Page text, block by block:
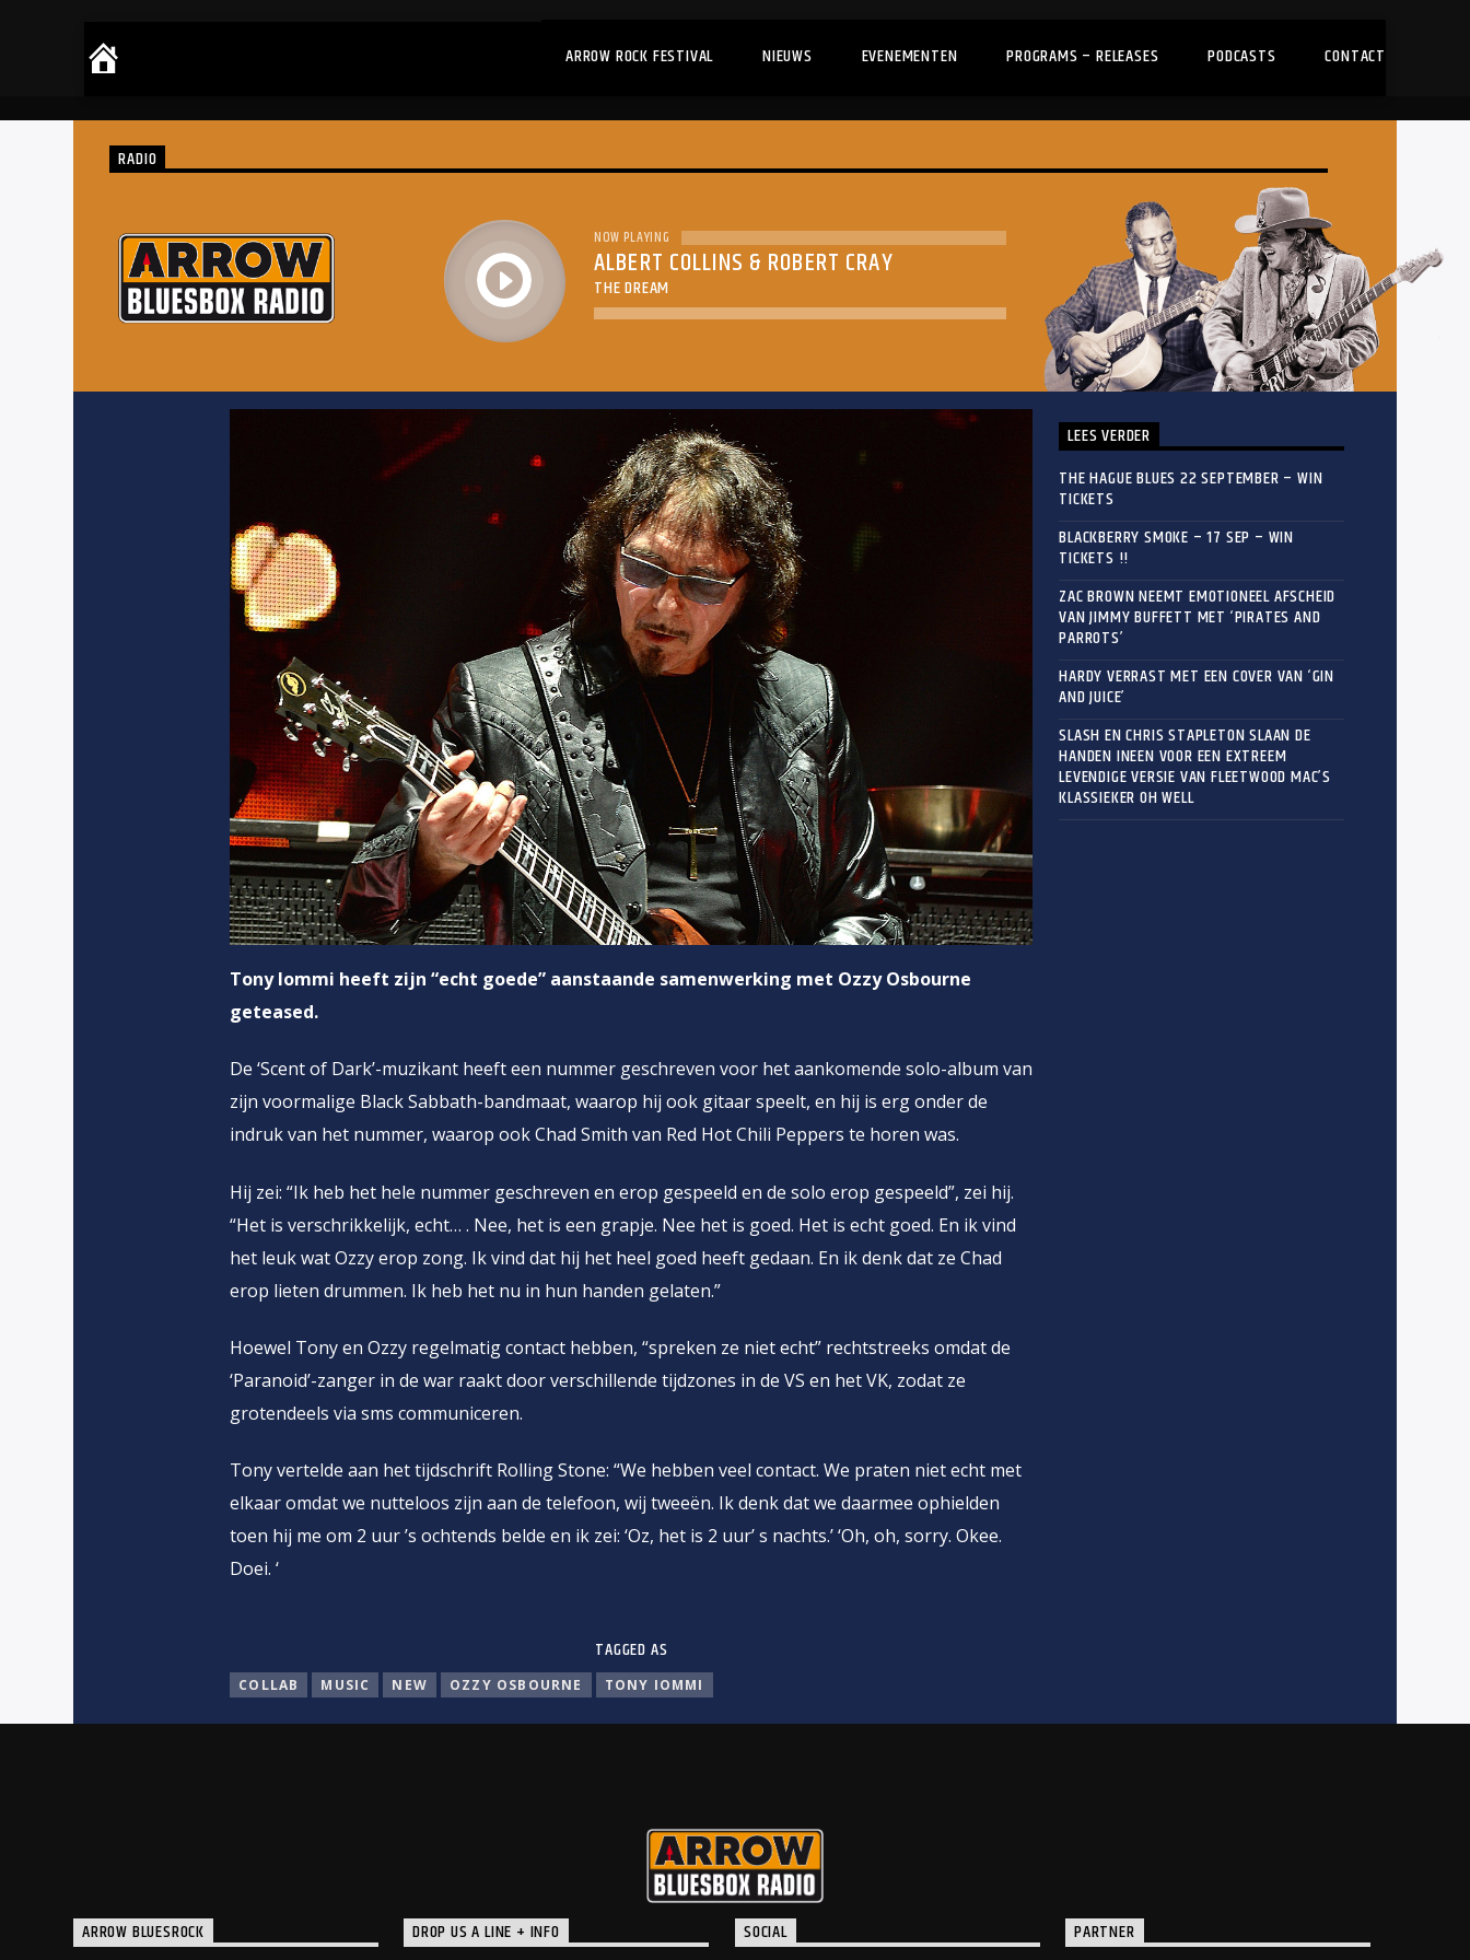
ARROW ROCK FESTIVAL NIEUWS EVENEMENTEN PROGRAMS – RELEASES PODCASTS CONTACT
RADIO
play
NOW PLAYING
ALBERT COLLINS & ROBERT CRAY
THE DREAM
Tony Iommi heeft zijn “echt goede” aanstaande samenwerking met Ozzy Osbourne
geteased.
De ‘Scent of Dark’-muzikant heeft een nummer geschreven voor het aankomende solo-album van
zijn voormalige Black Sabbath-bandmaat, waarop hij ook gitaar speelt, en hij is erg onder de
indruk van het nummer, waarop ook Chad Smith van Red Hot Chili Peppers te horen was.
Hij zei: “Ik heb het hele nummer geschreven en erop gespeeld en de solo erop gespeeld”, zei hij.
“Het is verschrikkelijk, echt… . Nee, het is een grapje. Nee het is goed. Het is echt goed. En ik vind
het leuk wat Ozzy erop zong. Ik vind dat hij het heel goed heeft gedaan. En ik denk dat ze Chad
erop lieten drummen. Ik heb het nu in hun handen gelaten.”
Hoewel Tony en Ozzy regelmatig contact hebben, “spreken ze niet echt” rechtstreeks omdat de
‘Paranoid’-zanger in de war raakt door verschillende tijdzones in de VS en het VK, zodat ze
grotendeels via sms communiceren.
Tony vertelde aan het tijdschrift Rolling Stone: “We hebben veel contact. We praten niet echt met
elkaar omdat we nutteloos zijn aan de telefoon, wij tweeën. Ik denk dat we daarmee ophielden
toen hij me om 2 uur ’s ochtends belde en ik zei: ‘Oz, het is 2 uur’ s nachts.’ ‘Oh, oh, sorry. Okee.
Doei. ‘
TAGGED AS
COLLAB MUSIC NEW OZZY OSBOURNE TONY IOMMI
LEES VERDER
THE HAGUE BLUES 22 SEPTEMBER – WIN
TICKETS
BLACKBERRY SMOKE – 17 SEP – WIN
TICKETS !!
ZAC BROWN NEEMT EMOTIONEEL AFSCHEID
VAN JIMMY BUFFETT MET ‘PIRATES AND
PARROTS’
HARDY VERRAST MET EEN COVER VAN ‘GIN
AND JUICE’
SLASH EN CHRIS STAPLETON SLAAN DE
HANDEN INEEN VOOR EEN EXTREEM
LEVENDIGE VERSIE VAN FLEETWOOD MAC’S
KLASSIEKER OH WELL
ARROW BLUESROCK DROP US A LINE + INFO SOCIAL PARTNER